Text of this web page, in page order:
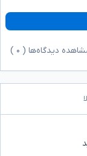
دیدگاه‌ها ( ۰